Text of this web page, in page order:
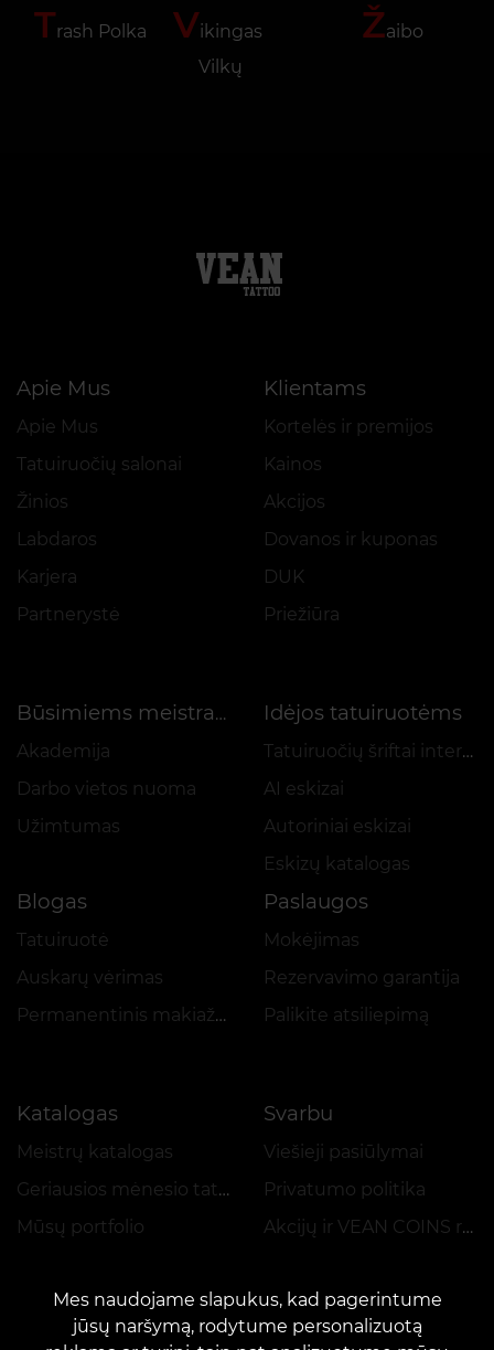
Trash Polka Vikingas
Vilkų
Žaibo
Apie Mus
Apie Mus
Tatuiruočių salonai
Žinios
Labdaros
Karjera
Partnerystė
Klientams
Kortelės ir premijos
Kainos
Akcijos
Dovanos ir kuponas
DUK
Priežiūra
Būsimiems meistrams
Akademija
Darbo vietos nuoma
Užimtumas
Idėjos tatuiruotėms
Tatuiruočių šriftai internetu
AI eskizai
Autoriniai eskizai
Eskizų katalogas
Blogas
Tatuiruotė
Auskarų vėrimas
Permanentinis makiažas
Paslaugos
Mokėjimas
Rezervavimo garantija
Palikite atsiliepimą
Katalogas
Meistrų katalogas
Geriausios mėnesio tatuiruotės
Mūsų portfolio
Svarbu
Viešieji pasiūlymai
Privatumo politika
Akcijų ir VEAN COINS reglamentas
Mes naudojame slapukus, kad pagerintume
jūsų naršymą, rodytume personalizuotą